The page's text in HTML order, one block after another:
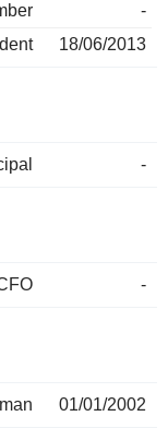
-
18/06/2013
-
-
01/01/2002